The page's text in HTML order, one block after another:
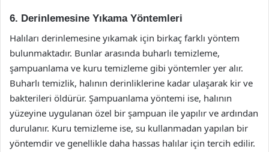
6. Derinlemesine Yıkama Yöntemleri
Halıları derinlemesine yıkamak için birkaç farklı yöntem
bulunmaktadır. Bunlar arasında buharlı temizleme,
şampuanlama ve kuru temizleme gibi yöntemler yer alır.
Buharlı temizlik, halının derinliklerine kadar ulaşarak kir ve
bakterileri öldürür. Şampuanlama yöntemi ise, halının
yüzeyine uygulanan özel bir şampuan ile yapılır ve ardından
durulanır. Kuru temizleme ise, su kullanmadan yapılan bir
yöntemdir ve genellikle daha hassas halılar için tercih edilir.